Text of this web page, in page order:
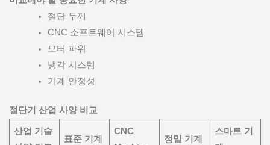
절단 두께
CNC 소프트웨어 시스템
모터 파워
냉각 시스템
기계 안정성
절단기 산업 사양 비교
산업 기술
표준 기계
CNC
정밀 기계
스마트 기